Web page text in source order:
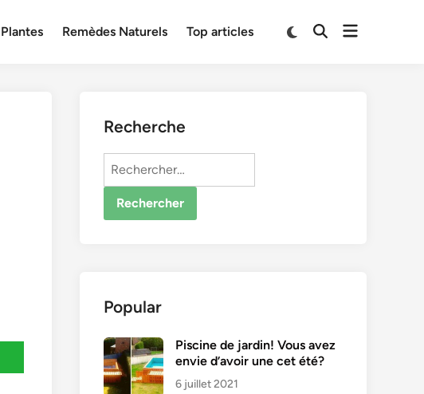
Plantes Remèdes Naturels Top articles
SwitchOpenOpen
Recherche
Rechercher :
Popular
Piscine de jardin! Vous avez
envie d’avoir une cet été?
6 juillet 2021